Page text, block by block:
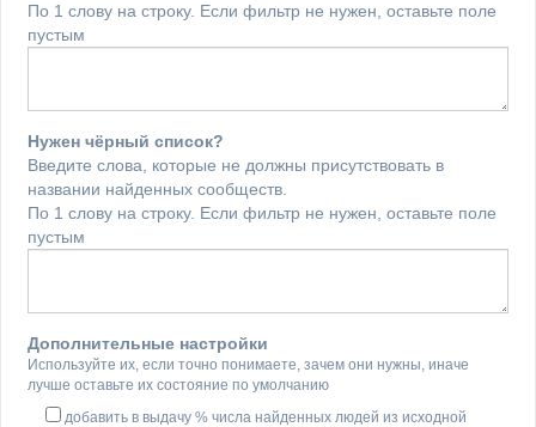
По 1 слову на строку. Если фильтр не нужен, оставьте поле
пустым
Нужен чёрный список?
Введите слова, которые не должны присутствовать в
названии найденных сообществ.
По 1 слову на строку. Если фильтр не нужен, оставьте поле
пустым
Дополнительные настройки
Используйте их, если точно понимаете, зачем они нужны, иначе
лучше оставьте их состояние по умолчанию
добавить в выдачу % числа найденных людей из исходной